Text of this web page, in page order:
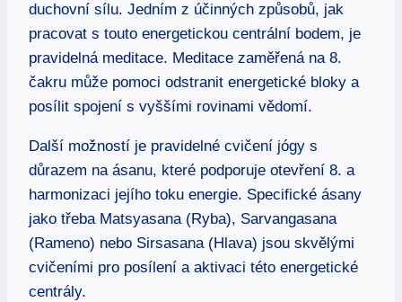
duchovní sílu. Jedním z účinných způsobů, jak
pracovat s touto energetickou centrální bodem, je
pravidelná meditace. Meditace zaměřená na 8.
čakru může pomoci odstranit energetické bloky a
posílit spojení s vyššími rovinami vědomí.
Další možností je pravidelné cvičení jógy s
důrazem na ásanu, které podporuje ​otevření 8. a
harmonizaci jejího toku energie. Specifické ásany
jako třeba Matsyasana (Ryba), ​Sarvangasana
⁤(Rameno) nebo Sirsasana ‍(Hlava) jsou skvělými
cvičeními pro posílení a aktivaci této energetické
centrály.